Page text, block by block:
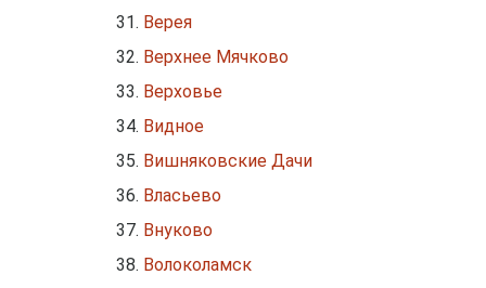
Верея
Верхнее Мячково
Верховье
Видное
Вишняковские Дачи
Власьево
Внуково
Волоколамск